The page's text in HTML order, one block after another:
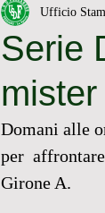
Serie
mister
Ufficio
Domani alle
per
Girone A.